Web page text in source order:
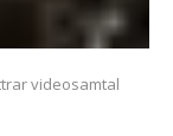
videosamtal